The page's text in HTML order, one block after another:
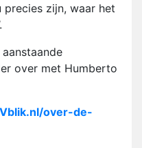
zijn, waar het
over met Humberto
over-de-